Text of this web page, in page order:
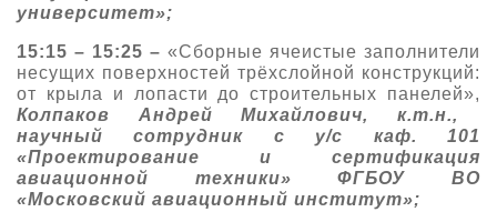
университет»;
15:15 – 15:25 – «Сборные ячеистые заполнители
несущих поверхностей трёхслойной конструкций:
от крыла и лопасти до строительных панелей»,
Колпаков Андрей Михайлович, к.т.н.,
научный сотрудник с у/с каф. 101
«Проектирование и сертификация
авиационной техники» ФГБОУ ВО
«Московский авиационный институт»;